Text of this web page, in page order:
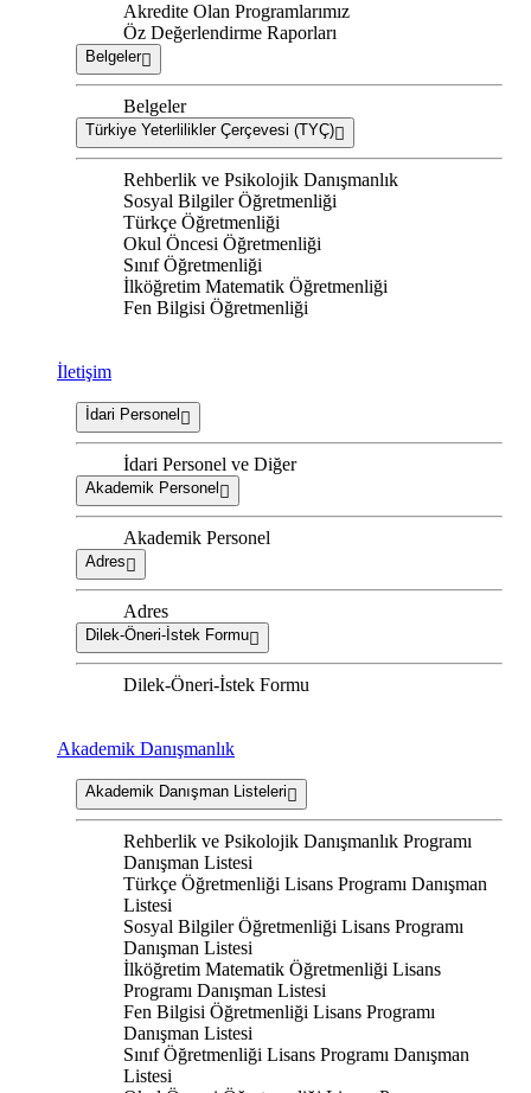
Akredite Olan Programlarımız
Öz Değerlendirme Raporları
Belgeler
Belgeler
Türkiye Yeterlilikler Çerçevesi (TYÇ)
Rehberlik ve Psikolojik Danışmanlık
Sosyal Bilgiler Öğretmenliği
Türkçe Öğretmenliği
Okul Öncesi Öğretmenliği
Sınıf Öğretmenliği
İlköğretim Matematik Öğretmenliği
Fen Bilgisi Öğretmenliği
İletişim
İdari Personel
İdari Personel ve Diğer
Akademik Personel
Akademik Personel
Adres
Adres
Dilek-Öneri-İstek Formu
Dilek-Öneri-İstek Formu
Akademik Danışmanlık
Akademik Danışman Listeleri
Rehberlik ve Psikolojik Danışmanlık Programı
Danışman Listesi
Türkçe Öğretmenliği Lisans Programı Danışman
Listesi
Sosyal Bilgiler Öğretmenliği Lisans Programı
Danışman Listesi
İlköğretim Matematik Öğretmenliği Lisans
Programı Danışman Listesi
Fen Bilgisi Öğretmenliği Lisans Programı
Danışman Listesi
Sınıf Öğretmenliği Lisans Programı Danışman
Listesi